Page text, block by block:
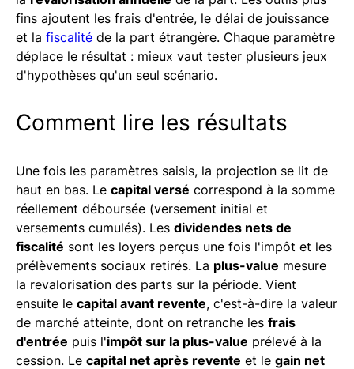
fins ajoutent les frais d'entrée, le délai de jouissance
et la fiscalité de la part étrangère. Chaque paramètre
déplace le résultat : mieux vaut tester plusieurs jeux
d'hypothèses qu'un seul scénario.
Comment lire les résultats
Une fois les paramètres saisis, la projection se lit de
haut en bas. Le capital versé correspond à la somme
réellement déboursée (versement initial et
versements cumulés). Les dividendes nets de
fiscalité sont les loyers perçus une fois l'impôt et les
prélèvements sociaux retirés. La plus-value mesure
la revalorisation des parts sur la période. Vient
ensuite le capital avant revente, c'est-à-dire la valeur
de marché atteinte, dont on retranche les frais
d'entrée puis l'impôt sur la plus-value prélevé à la
cession. Le capital net après revente et le gain net